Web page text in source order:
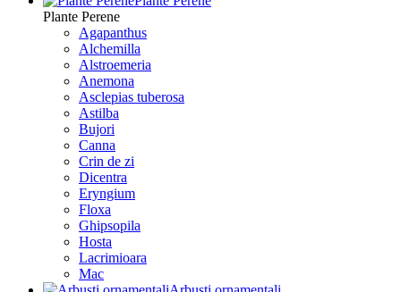
Plante Perene
Agapanthus
Alchemilla
Alstroemeria
Anemona
Asclepias tuberosa
Astilba
Bujori
Canna
Crin de zi
Dicentra
Eryngium
Floxa
Ghipsopila
Hosta
Lacrimioara
Mac